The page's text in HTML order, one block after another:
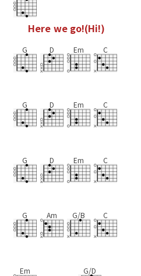
Here we go!(Hi!)
G D Em C
G D Em C
G D Em C
G Am G/B C
Em G/D